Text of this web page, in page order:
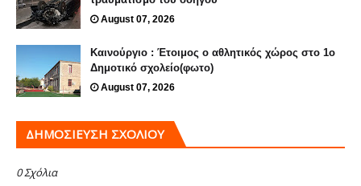
August 07, 2026
Καινούργιο : Έτοιμος ο αθλητικός χώρος στο 1ο
Δημοτικό σχολείο(φωτο)
August 07, 2026
ΔΗΜΟΣΊΕΥΣΗ ΣΧΟΛΊΟΥ
0 Σχόλια